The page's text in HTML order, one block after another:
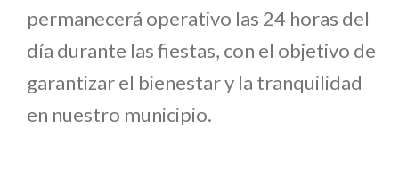
permanecerá operativo las 24 horas del
día durante las fiestas, con el objetivo de
garantizar el bienestar y la tranquilidad
en nuestro municipio.